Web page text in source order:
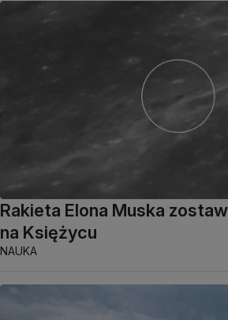
Rakieta Elona Muska
na Księżycu
NAUKA